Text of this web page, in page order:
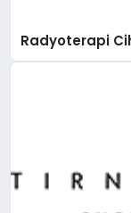
Radyoterapi